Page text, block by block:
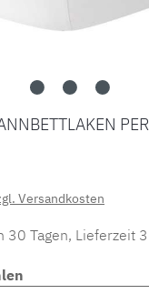
Versandkosten
30 Tagen, Lieferzeit